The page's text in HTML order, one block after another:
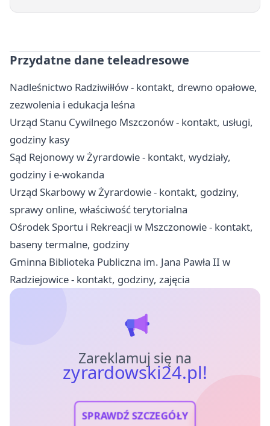
Przydatne dane teleadresowe
Nadleśnictwo Radziwiłłów - kontakt, drewno opałowe,
zezwolenia i edukacja leśna
Urząd Stanu Cywilnego Mszczonów - kontakt, usługi,
godziny kasy
Sąd Rejonowy w Żyrardowie - kontakt, wydziały,
godziny i e-wokanda
Urząd Skarbowy w Żyrardowie - kontakt, godziny,
sprawy online, właściwość terytorialna
Ośrodek Sportu i Rekreacji w Mszczonowie - kontakt,
baseny termalne, godziny
Gminna Biblioteka Publiczna im. Jana Pawła II w
Radziejowice - kontakt, godziny, zajęcia
Zareklamuj się na
zyrardowski24.pl!
SPRAWDŹ SZCZEGÓŁY